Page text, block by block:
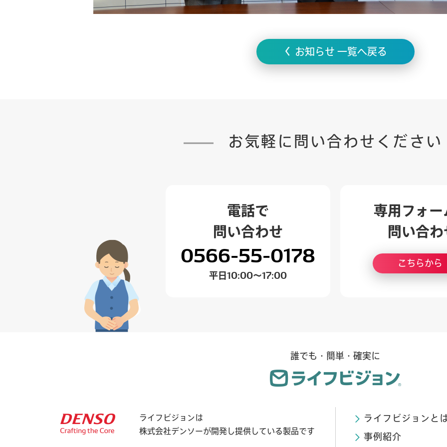
お知らせ 一覧へ戻る
お気軽に 問い合わせ ください
電話で
問い合わせ
0566-55-0178
平日10:00～17:00
専用フォー
問い合わ
こちらから
誰でも・簡単・確実に
ライフビジョンは
株式会社デンソーが開発し提供している製品です
ライフビジョンと
事例紹介